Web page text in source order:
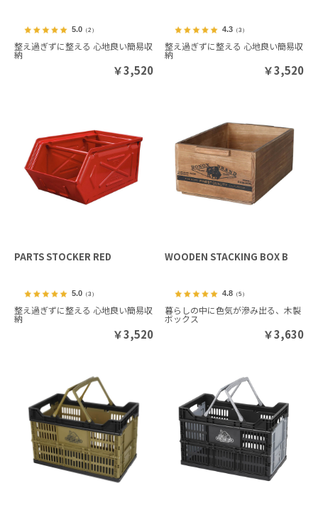
5.0（2）
整え過ぎずに整える 心地良い簡易収
納
￥3,520
4.3 （3）
整え過ぎずに整える 心地良い簡易収
納
￥3,520
PARTS STOCKER RED
5.0（3）
整え過ぎずに整える 心地良い簡易収
納
￥3,520
WOODEN STACKING BOX B
4.8 （5）
暮らしの中に色気が滲み出る、木製
ボックス
￥3,630